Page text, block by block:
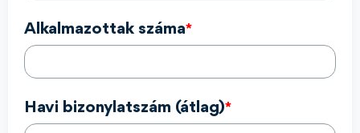
Alkalmazottak száma*
Havi bizonylatszám (átlag)*